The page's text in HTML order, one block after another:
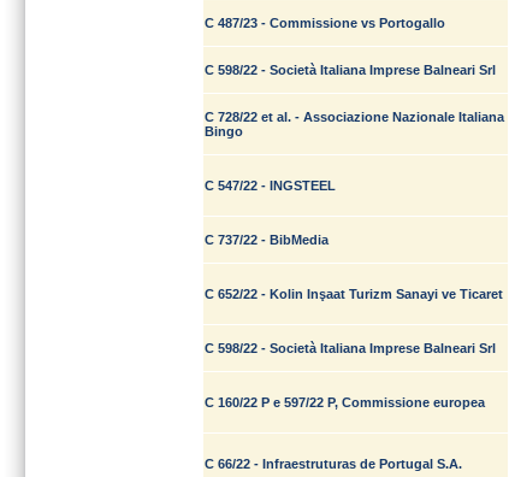
C 487/23 - Commissione vs Portogallo
C 598/22 - Società Italiana Imprese Balneari Srl
C 728/22 et al. - Associazione Nazionale Italiana
Bingo
C 547/22 - INGSTEEL
C 737/22 - BibMedia
C 652/22 - Kolin Inşaat Turizm Sanayi ve Ticaret
C 598/22 - Società Italiana Imprese Balneari Srl
C 160/22 P e 597/22 P, Commissione europea
C 66/22 - Infraestruturas de Portugal S.A.